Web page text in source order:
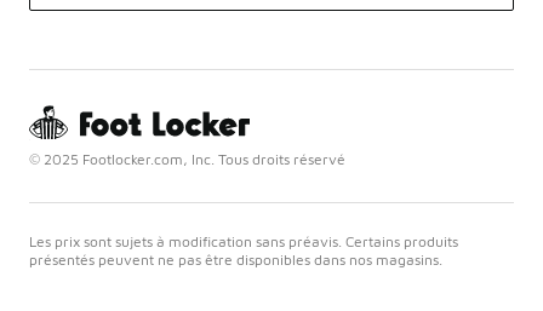
© 2025 Footlocker.com, Inc. Tous droits réservé
Les prix sont sujets à modification sans préavis. Certains produits
présentés peuvent ne pas être disponibles dans nos magasins.